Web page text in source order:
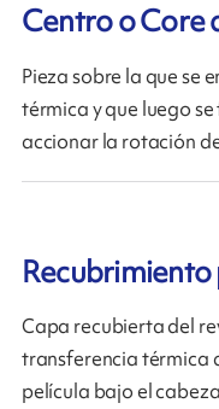
Centro o Core
Pieza sobre la que se
térmica y que luego
accionar la rotación
Capa recubierta del
transferencia térmica
película bajo el